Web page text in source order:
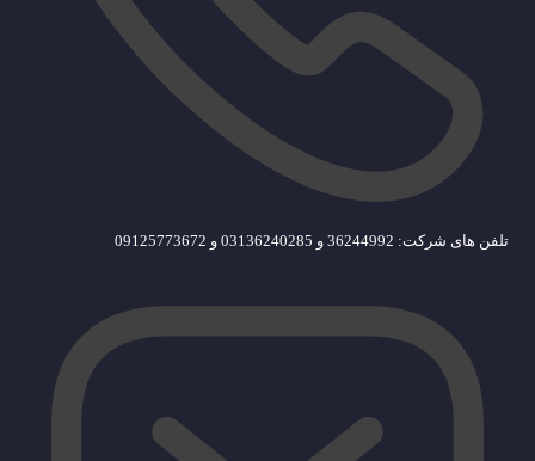
تلفن های شرکت: 36244992 و 03136240285 و 09125773672